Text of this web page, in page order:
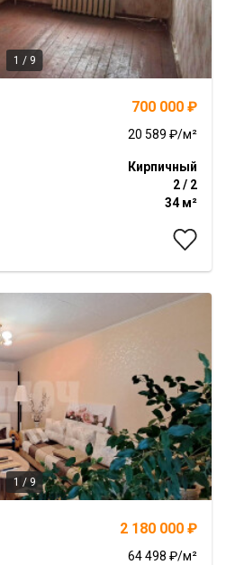
1 / 9
700 000 ₽
20 589 ₽/м²
Кирпичный
2 / 2
34 м²
1 / 9
2 180 000 ₽
64 498 ₽/м²